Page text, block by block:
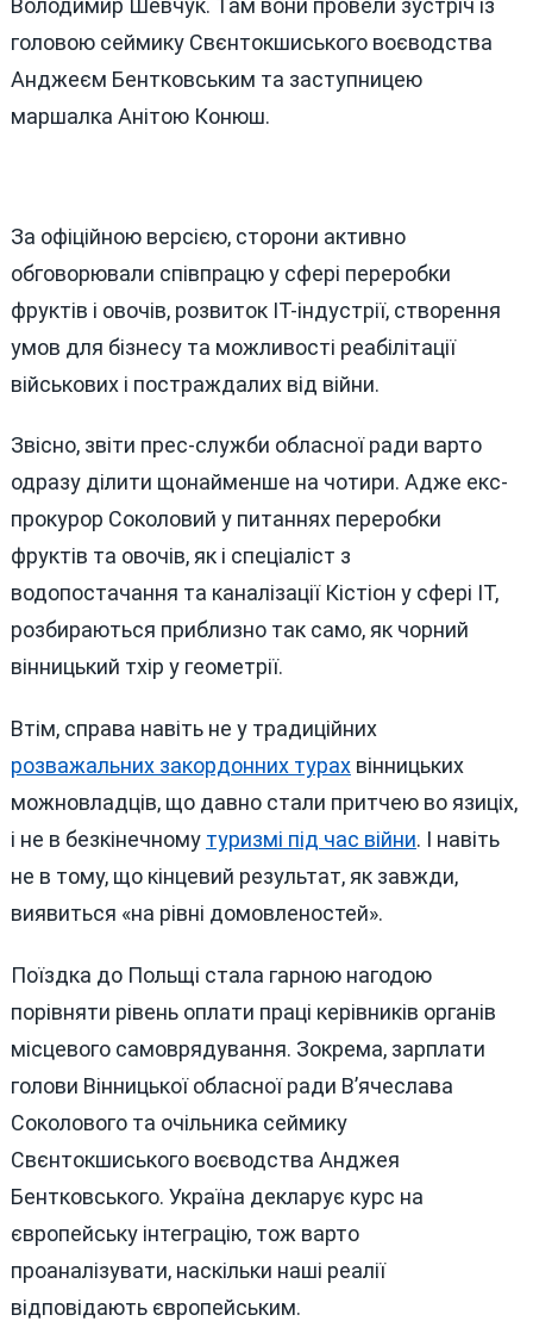
Володимир Шевчук. Там вони провели зустріч із
головою сеймику Свєнтокшиського воєводства
Анджеєм Бентковським та заступницею
маршалка Анітою Конюш.
За офіційною версією, сторони активно
обговорювали співпрацю у сфері переробки
фруктів і овочів, розвиток ІТ-індустрії, створення
умов для бізнесу та можливості реабілітації
військових і постраждалих від війни.
Звісно, звіти прес-служби обласної ради варто
одразу ділити щонайменше на чотири. Адже екс-
прокурор Соколовий у питаннях переробки
фруктів та овочів, як і спеціаліст з
водопостачання та каналізації Кістіон у сфері ІТ,
розбираються приблизно так само, як чорний
вінницький тхір у геометрії.
Втім, справа навіть не у традиційних
розважальних закордонних турахвінницьких
можновладців, що давно стали притчею во язиціх,
і не в безкінечному туризмі під час війни. І навіть
не в тому, що кінцевий результат, як завжди,
виявиться «на рівні домовленостей».
Поїздка до Польщі стала гарною нагодою
порівняти рівень оплати праці керівників органів
місцевого самоврядування. Зокрема, зарплати
голови Вінницької обласної ради В’ячеслава
Соколового та очільника сеймику
Свєнтокшиського воєводства Анджея
Бентковського. Україна декларує курс на
європейську інтеграцію, тож варто
проаналізувати, наскільки наші реалії
відповідають європейським.